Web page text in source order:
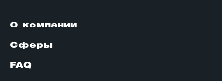
О компании
Сферы
FAQ